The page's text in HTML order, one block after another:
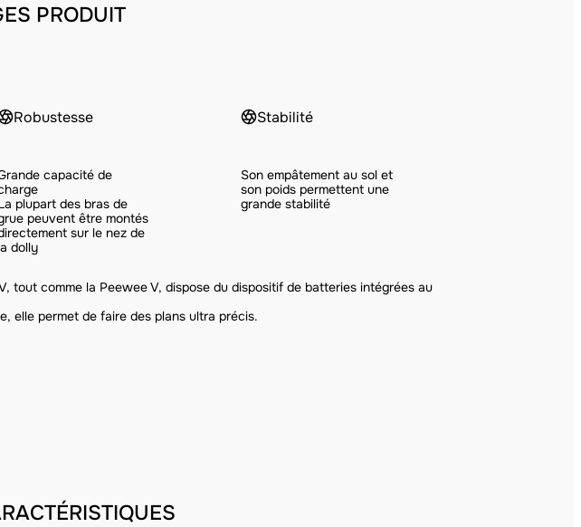
PRODUIT
Robustesse
capacité de
plupart des bras de
peuvent être montés
sur le nez de
dolly
Stabilité
Son empâtement au sol et
son poids permettent une
grande stabilité
tout comme la Peewee V, dispose du dispositif de batteries intégrées au
elle permet de faire des plans ultra précis.